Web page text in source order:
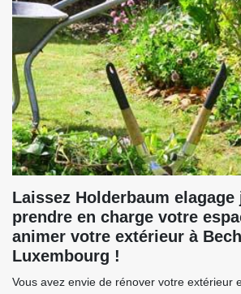
Laissez Holderbaum
prendre en charge votre
animer votre extérieur à
Luxembourg !
Vous avez envie de rénover votre extérieur